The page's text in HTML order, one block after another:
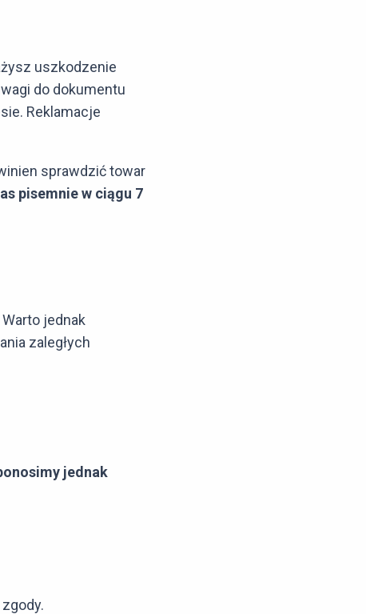
uszkodzenie
do dokumentu
Reklamacje
sprawdzić towar
pisemnie w ciągu 7
Warto jednak
zaległych
jednak